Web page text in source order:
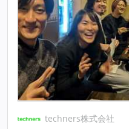
techners株式会社